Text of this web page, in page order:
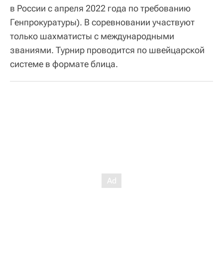
в России с апреля 2022 года по требованию
Генпрокуратуры). В соревновании участвуют
только шахматисты с международными
званиями. Турнир проводится по швейцарской
системе в формате блица.